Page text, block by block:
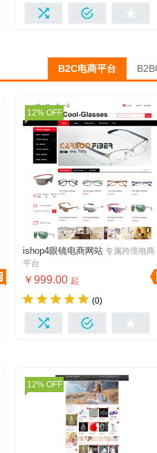
B2C电商平台
12% OFF
1年免费服务器
多种设计免费换
多版本
ishop4眼镜电商网站 专属跨境电商
平台
￥999.00 起
(0)
12% OFF